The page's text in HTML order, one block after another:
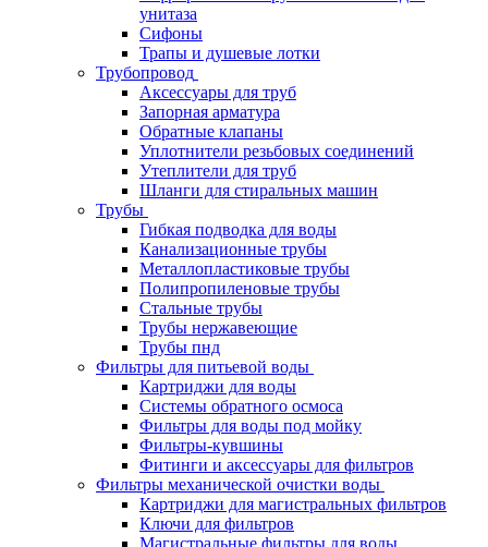
унитаза
Сифоны
Трапы и душевые лотки
Трубопровод
Аксессуары для труб
Запорная арматура
Обратные клапаны
Уплотнители резьбовых соединений
Утеплители для труб
Шланги для стиральных машин
Трубы
Гибкая подводка для воды
Канализационные трубы
Металлопластиковые трубы
Полипропиленовые трубы
Стальные трубы
Трубы нержавеющие
Трубы пнд
Фильтры для питьевой воды
Картриджи для воды
Системы обратного осмоса
Фильтры для воды под мойку
Фильтры-кувшины
Фитинги и аксессуары для фильтров
Фильтры механической очистки воды
Картриджи для магистральных фильтров
Ключи для фильтров
Магистральные фильтры для воды